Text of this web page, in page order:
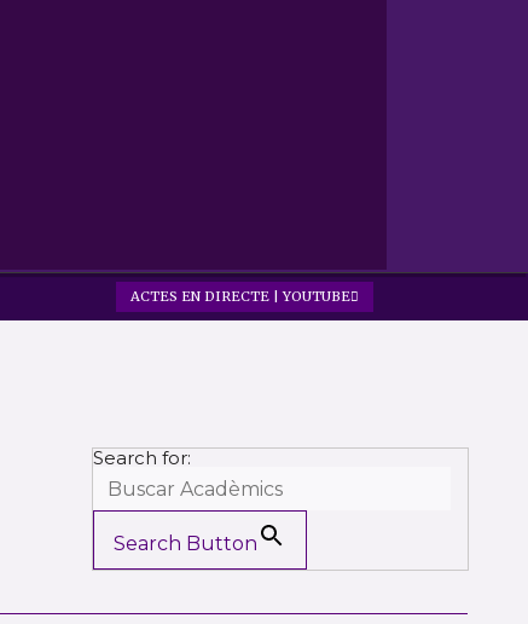
ACTES EN DIRECTE | YOUTUBE
Search for:
Search Button